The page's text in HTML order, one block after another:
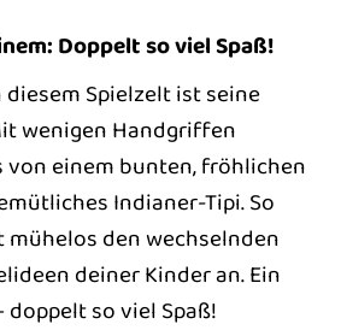
Doppelt so viel Spaß!
Spielzelt ist seine
wenigen Handgriffen
einem bunten, fröhlichen
Indianer-Tipi. So
mühelos den wechselnden
deiner Kinder an. Ein
doppelt so viel Spaß!